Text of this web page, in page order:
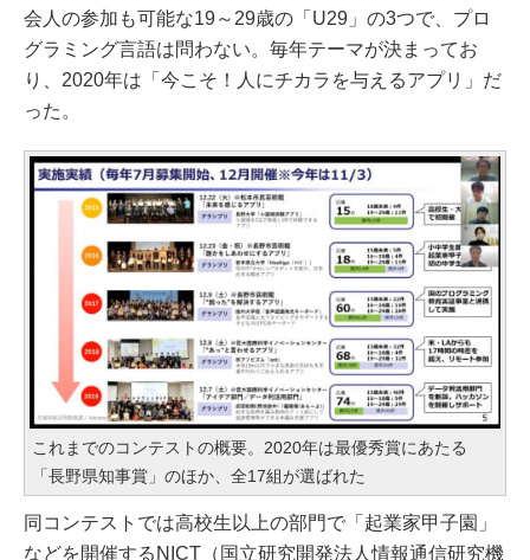
会人の参加も可能な19～29歳の「U29」の3つで、プロ
グラミング言語は問わない。毎年テーマが決まってお
り、2020年は「今こそ！人にチカラを与えるアプリ」だ
った。
これまでのコンテストの概要。2020年は最優秀賞にあたる
「長野県知事賞」のほか、全17組が選ばれた
同コンテストでは高校生以上の部門で「起業家甲子園」
などを開催するNICT（国立研究開発法人情報通信研究機